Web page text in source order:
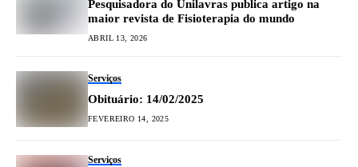
Pesquisadora do Unilavras publica artigo na
maior revista de Fisioterapia do mundo
ABRIL 13, 2026
Serviços
Obituário: 14/02/2025
FEVEREIRO 14, 2025
Serviços